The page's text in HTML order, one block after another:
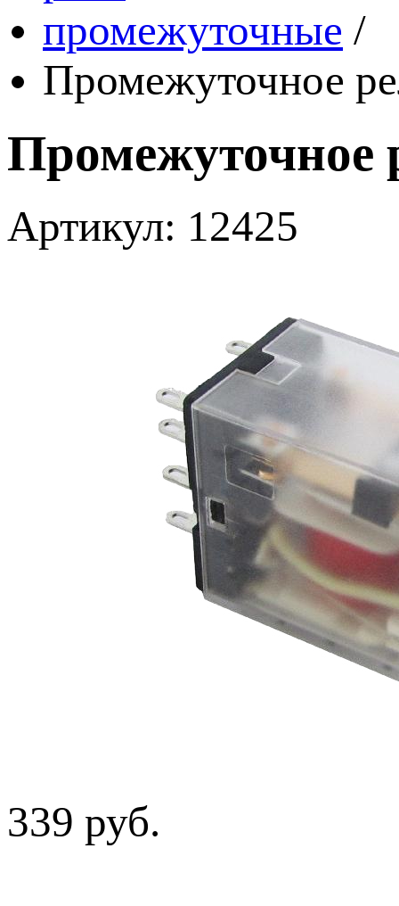
промежуточные /
Промежуточное
Промежуточное
Артикул: 12425
339 руб.